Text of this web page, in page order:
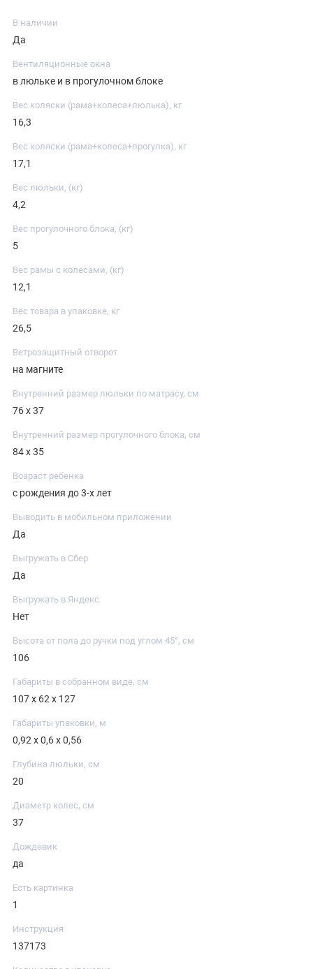
В наличии
Да
Вентиляционные окна
в люльке и в прогулочном блоке
Вес коляски (рама+колеса+люлька), кг
16,3
Вес коляски (рама+колеса+прогулка), кг
17,1
Вес люльки, (кг)
4,2
Вес прогулочного блока, (кг)
5
Вес рамы с колесами, (кг)
12,1
Вес товара в упаковке, кг
26,5
Ветрозащитный отворот
на магните
Внутренний размер люльки по матрасу, см
76 х 37
Внутренний размер прогулочного блока, см
84 х 35
Возраст ребенка
с рождения до 3-х лет
Выводить в мобильном приложении
Да
Выгружать в Сбер
Да
Выгружать в Яндекс
Нет
Высота от пола до ручки под углом 45°, см
106
Габариты в собранном виде, см
107 х 62 х 127
Габариты упаковки, м
0,92 х 0,6 х 0,56
Глубина люльки, см
20
Диаметр колес, см
37
Дождевик
да
Есть картинка
1
Инструкция
137173